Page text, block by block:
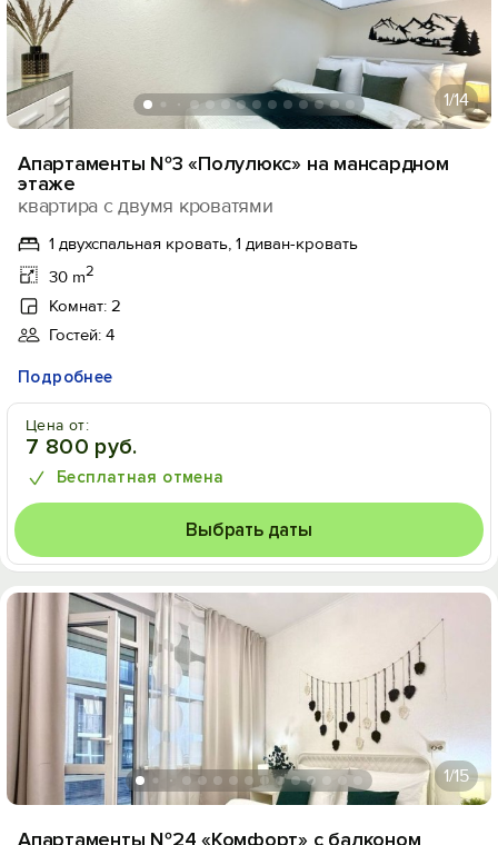
1/14
Апартаменты №3 «Полулюкс» на мансардном
этаже
квартира с двумя кроватями
1 двухспальная кровать, 1 диван-кровать
30 m2
Комнат: 2
Гостей: 4
Подробнее
Цена от:
7 800 руб.
Бесплатная отмена
Выбрать даты
1/15
Апартаменты №24 «Комфорт» с балконом